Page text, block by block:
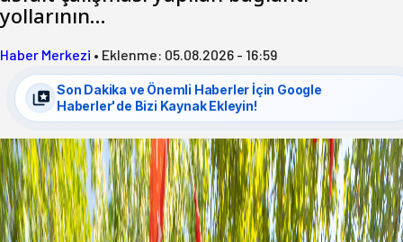
yollarının…
Haber Merkezi • Eklenme: 05.08.2026 - 16:59
Son Dakika ve Önemli Haberler İçin Google
Haberler'de Bizi Kaynak Ekleyin!